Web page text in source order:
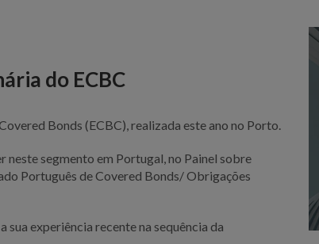
do ECBC
Bonds (ECBC), realizada este ano no Porto.
neste segmento em Portugal, no Painel sobre
Português de Covered Bonds/ Obrigações
experiência recente na sequência da